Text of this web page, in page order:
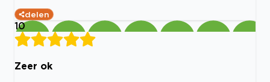
delen
10
Zeer ok